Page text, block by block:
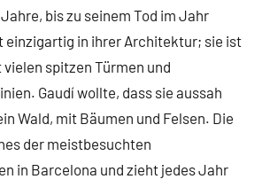
bis zu seinem Tod im Jahr
einzigartig in ihrer Architektur; sie ist
spitzen Türmen und
Gaudí wollte, dass sie aussah
Wald, mit Bäumen und Felsen. Die
der meistbesuchten
in Barcelona und zieht jedes Jahr